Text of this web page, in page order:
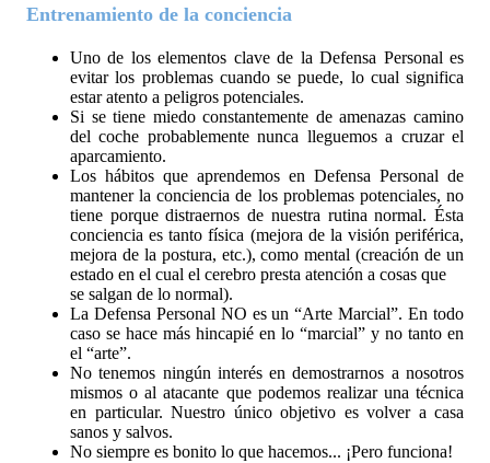
Entrenamiento de la conciencia
Uno de los elementos clave de la Defensa Personal es
evitar los problemas cuando se puede, lo cual significa
estar atento a peligros potenciales.
Si se tiene miedo constantemente de amenazas camino
del coche probablemente nunca lleguemos a cruzar el
aparcamiento.
Los hábitos que aprendemos en Defensa Personal de
mantener la conciencia de los problemas potenciales, no
tiene porque distraernos de nuestra rutina normal. Ésta
conciencia es tanto física (mejora de la visión periférica,
mejora de la postura, etc.), como mental (creación de un
estado en el cual el cerebro presta atención a cosas que
se salgan de lo normal).
La Defensa Personal NO es un “Arte Marcial”. En todo
caso se hace más hincapié en lo “marcial” y no tanto en
el “arte”.
No tenemos ningún interés en demostrarnos a nosotros
mismos o al atacante que podemos realizar una técnica
en particular. Nuestro único objetivo es volver a casa
sanos y salvos.
No siempre es bonito lo que hacemos... ¡Pero funciona!